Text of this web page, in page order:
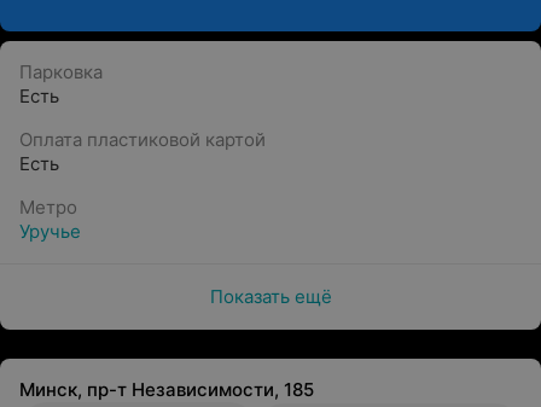
Парковка
Есть
Оплата пластиковой картой
Есть
Метро
Уручье
Показать ещё
Минск, пр-т Независимости, 185